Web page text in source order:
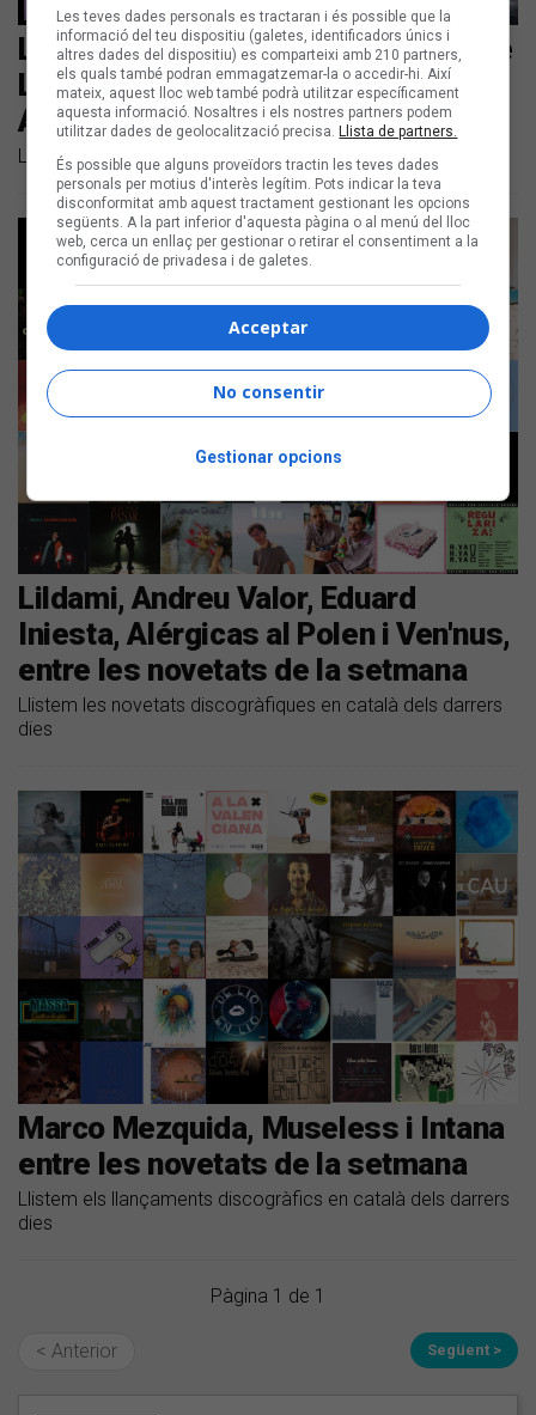
Les noves cançons en català són de
Lildami, Alizzz, Guineu i
Angeladorrrm
Llistem els llançaments en català de la darrera setmana
Lildami, Andreu Valor, Eduard
Iniesta, Alérgicas al Polen i Ven'nus,
entre les novetats de la setmana
Llistem les novetats discogràfiques en català dels darrers
dies
Marco Mezquida, Museless i Intana
entre les novetats de la setmana
Llistem els llançaments discogràfics en català dels darrers
dies
Pàgina 1 de 1
< Anterior Següent >
Les teves dades personals es tractaran i és possible que la
informació del teu dispositiu (galetes, identificadors únics i
altres dades del dispositiu) es comparteixi amb 210 partners,
els quals també podran emmagatzemar-la o accedir-hi. Així
mateix, aquest lloc web també podrà utilitzar específicament
aquesta informació. Nosaltres i els nostres partners podem
utilitzar dades de geolocalització precisa.Llista de partners.
És possible que alguns proveïdors tractin les teves dades
personals per motius d'interès legítim. Pots indicar la teva
disconformitat amb aquest tractament gestionant les opcions
següents. A la part inferior d'aquesta pàgina o al menú del lloc
web, cerca un enllaç per gestionar o retirar el consentiment a la
configuració de privadesa i de galetes.
Acceptar
No consentir
Gestionar opcions